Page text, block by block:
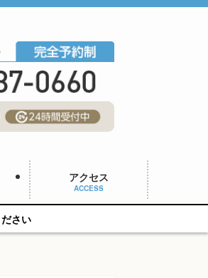
アクセス
ACCESS